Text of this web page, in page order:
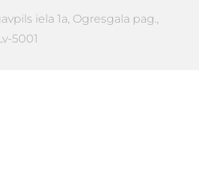
iela 1a, Ogresgala pag.,
5001